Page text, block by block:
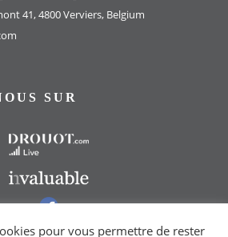
41, 4800 Verviers, Belgium
SUR
Vers notre groupe Facebook
pour vous permettre de rester